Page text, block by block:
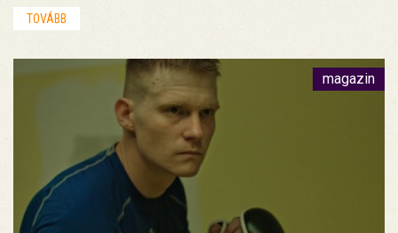
TOVÁBB
magazin